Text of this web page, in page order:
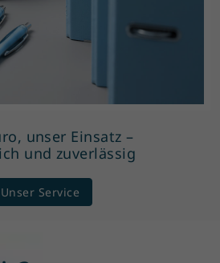
unser Einsatz –
und zuverlässig
Unser Service